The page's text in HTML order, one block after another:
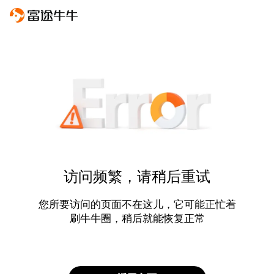
访问频繁，请稍后重试
您所要访问的页面不在这儿，它可能正忙着
刷牛牛圈，稍后就能恢复正常